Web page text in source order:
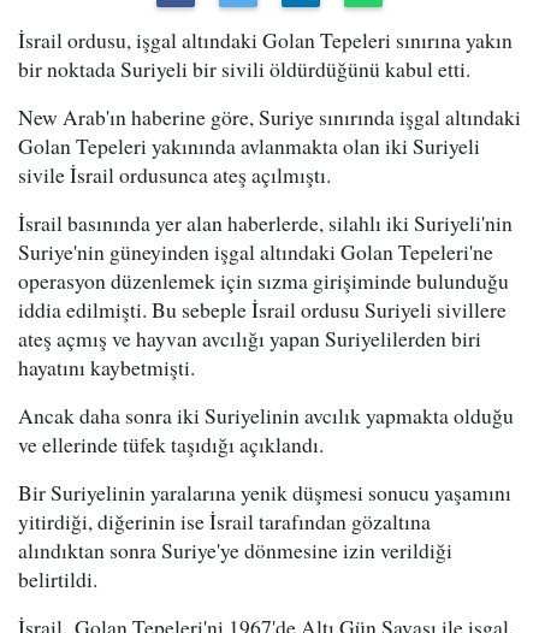
İsrail ordusu, işgal altındaki Golan Tepeleri sınırına yakın
bir noktada Suriyeli bir sivili öldürdüğünü kabul etti.
New Arab'ın haberine göre, Suriye sınırında işgal altındaki
Golan Tepeleri yakınında avlanmakta olan iki Suriyeli
sivile İsrail ordusunca ateş açılmıştı.
İsrail basınında yer alan haberlerde, silahlı iki Suriyeli'nin
Suriye'nin güneyinden işgal altındaki Golan Tepeleri'ne
operasyon düzenlemek için sızma girişiminde bulunduğu
iddia edilmişti. Bu sebeple İsrail ordusu Suriyeli sivillere
ateş açmış ve hayvan avcılığı yapan Suriyelilerden biri
hayatını kaybetmişti.
Ancak daha sonra iki Suriyelinin avcılık yapmakta olduğu
ve ellerinde tüfek taşıdığı açıklandı.
Bir Suriyelinin yaralarına yenik düşmesi sonucu yaşamını
yitirdiği, diğerinin ise İsrail tarafından gözaltına
alındıktan sonra Suriye'ye dönmesine izin verildiği
belirtildi.
İsrail, Golan Tepeleri'ni 1967'de Altı Gün Savaşı ile işgal,